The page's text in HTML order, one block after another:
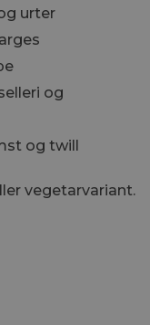
urter
og
og twill
vegetarvariant.